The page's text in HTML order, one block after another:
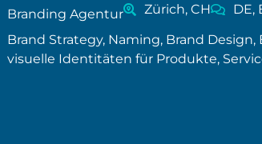
Branding Agentur Zürich, CH
DE,
Brand Strategy, Naming, Brand
visuelle Identitäten für Produkte,